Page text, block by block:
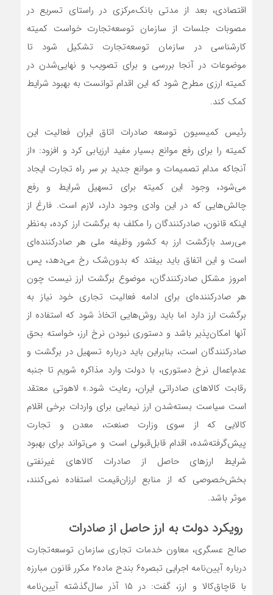
اقتصادی، بعد از مدتی بانک‌مرکزی در راستای تسریع در
مصوبات جلسات از سازمان توسعه‌تجارت خواست کمیته
کارشناسی در سازمان توسعه‌تجارت تشکیل شود تا
موضوعات در آنجا بررسی و برای تصویب و نهایی‌‌‌‌‌‌‌شدن در
کمیته ارزی مطرح‌‌‌‌‌‌‌ شود که این اقدام توانست به بهبود شرایط
کمک ‌‌‌‌‌‌‌کند.
رئیس کمیسیون توسعه صادرات اتاق ایران فعالیت این
کمیته را برای رفع موانع بسیار مفید ارزیابی ‌‌‌‌‌‌‌کرد و افزود: «از
آنجا‌که مدام تصمیمات و موانع جدید بر سر راه تجارت ایجاد
می‌شود، وجود این کمیته برای تسهیل شرایط و رفع
چالش‌هایی که در این وادی وجود دارد، لازم‌‌‌‌‌‌‌ است. فارغ از
اینکه قانون، صادرکنندگان را مکلف به برگشت ارز کرده، به‌نظر
می‌رسد بازگشت ارز به کشور وظیفه ملی هر صادرکننده‌‌‌‌‌‌‌ای
است و این اتفاق باید بیفتد که بدون‌شک رخ‌‌‌‌‌‌‌ می‌دهد، پس
امروز مشکل صادرکنندگان، موضوع برگشت ارز نیست چون
هر صادرکننده‌‌‌‌‌‌‌ای برای ادامه فعالیت تجاری خود نیاز به
برگشت ارز دارد اما باید روش‌هایی اتخاذ شود که استفاده از
آنها امکان‌پذیر باشد و دستوری نبودن نرخ ارز، خواسته بحق
صادرکنندگان است، بنابراین باید درباره تسهیل در برگشت و
عدم‌‌‌‌‌‌‌‌اعمال نرخ دستوری، با دولت وارد مذاکره شویم تا جنبه
رقابت کالاهای صادراتی ایران، رعایت ‌‌‌‌‌‌‌شود.» لاهوتی معتقد
است سیاست بسته‌‌‌‌‌‌‌شدن ارز نیمایی برای واردات برخی اقلام
کالایی که از سوی وزارت صنعت، معدن و تجارت
پیش‌‌‌‌‌‌‌گرفته‌‌‌‌‌‌‌شده، اقدام قابل‌‌‌‌‌‌‌قبولی است و می‌تواند برای بهبود
شرایط ارزهای حاصل از صادرات کالاهای غیرنفتی
بخش‌خصوصی که از منابع ارزان‌قیمت استفاده نمی‌کنند،
موثر باشد.
رویکرد دولت به ارز حاصل از صادرات
صالح عسگری، معاون خدمات تجاری سازمان توسعه‌تجارت
درباره آیین‌نامه اجرایی تبصره‌۶ بند‌ح ماده‌۲ مکرر قانون مبارزه
با قاچاق‌کالا و ارز، گفت: در ۱۵ آذر سال‌گذشته آیین‌نامه